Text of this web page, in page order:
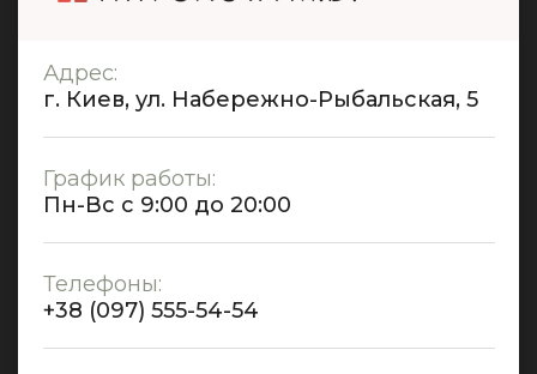
Адрес:
г. Киев, ул. Набережно-Рыбальская, 5
График работы:
Пн-Вс с 9:00 до 20:00
Телефоны:
+38 (097) 555-54-54